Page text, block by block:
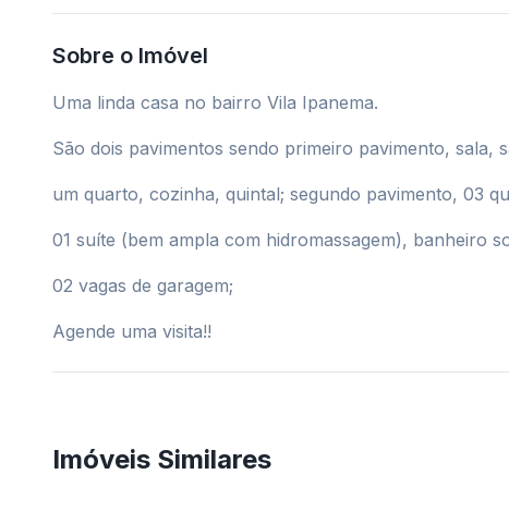
Sobre o Imóvel
Uma linda casa no bairro Vila Ipanema.
São dois pavimentos sendo primeiro pavimento, sala,
um quarto, cozinha, quintal; segundo pavimento, 03
01 suíte (bem ampla com hidromassagem), banheiro
02 vagas de garagem;
Agende uma visita!!
Imóveis Similares